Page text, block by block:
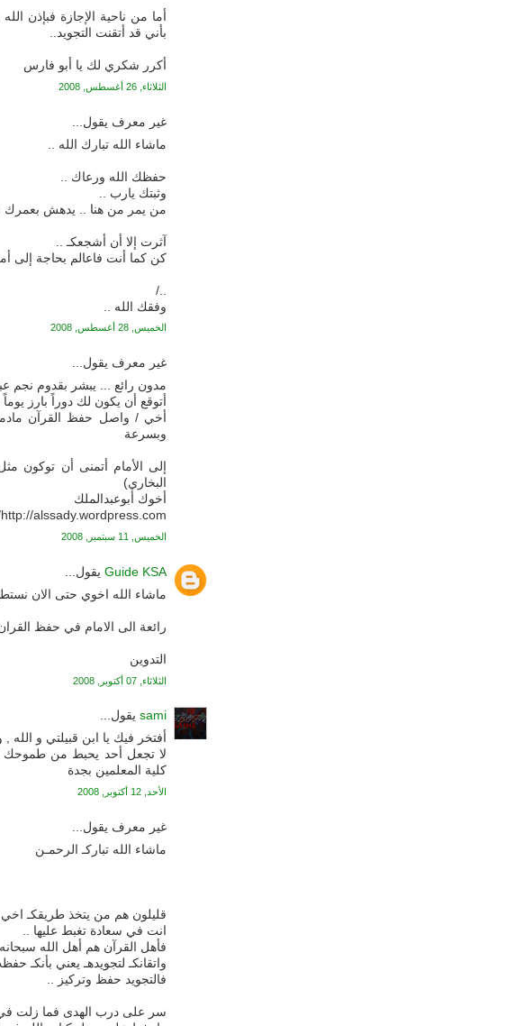
أما من ناحية الإجازة فبإذن
بأني قد أتقنت التجويد..
أكرر شكري لك يا أبو فارس
الثلاثاء, 26 أغسطس, 2008
غير معرف يقول...
ماشاء الله تبارك الله ..
حفظك الله ورعاك ..
وثبتك يارب ..
من يمر من هنا .. يدهش بعمرك
آثرت إلا أن أشجعكـ ..
كن كما أنت فاعالم بحاجة إلى
../
وفقك الله ..
الخميس, 28 أغسطس, 2008
غير معرف يقول...
مدون رائع ... يبشر بقدوم نجم
أتوقع أن يكون لك دوراً بارز يوماً
أخي / واصل حفظ القرآن
وبسرعة
إلى الأمام أتمنى أن توكون
البخاري)
أخوك أبوعبدالملك
http://alssady.wordpress.com/
الخميس, 11 سبتمبر, 2008
Guide KSA يقول...
ماشاء الله اخوي حتى الان
رائعة الى الامام في حفظ
التدوين
الثلاثاء, 07 أكتوبر, 2008
sami يقول...
أفتخر فيك يا ابن قبيلتي و
لا تجعل أحد يحبط من طموحك
كلية المعلمين بجدة
الأحد, 12 أكتوبر, 2008
غير معرف يقول...
ماشاء الله تباركـ الرحمـن
قليلون هم من يتخذ طريقكـ اخي
انت في سعادة تغبط عليها ..
فأهل القرآن هم أهل الله
واتقانكـ لتجويدهـ يعني بأنكـ
فالتجويد حفظ وتركيز ..
سر على درب الهدى فما زلت في